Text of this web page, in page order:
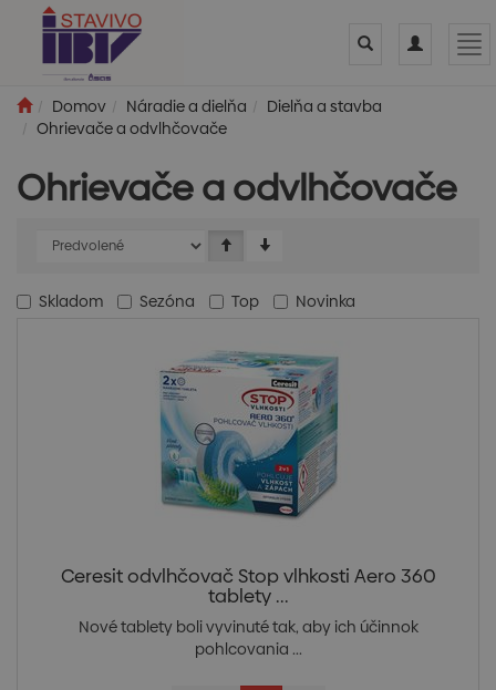
Toggle
Toggle
Domov
Náradie a dielňa
Dielňa a stavba
Ohrievače a odvlhčovače
Ohrievače a odvlhčovače
Skladom Sezóna Top Novinka
Ceresit odvlhčovač Stop vlhkosti Aero 360
tablety ...
Nové tablety boli vyvinuté tak, aby ich účinnok
pohlcovania ...